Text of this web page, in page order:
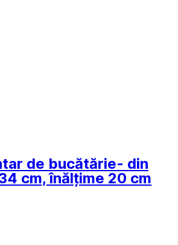
de bucătărie- din
cm, înălțime 20 cm